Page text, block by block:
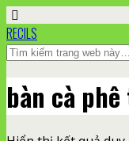
RECILS
bàn cà